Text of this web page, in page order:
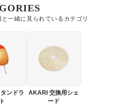
一緒に見られているカテゴリ
ンドラ
AKARI 交換用シェ
ード